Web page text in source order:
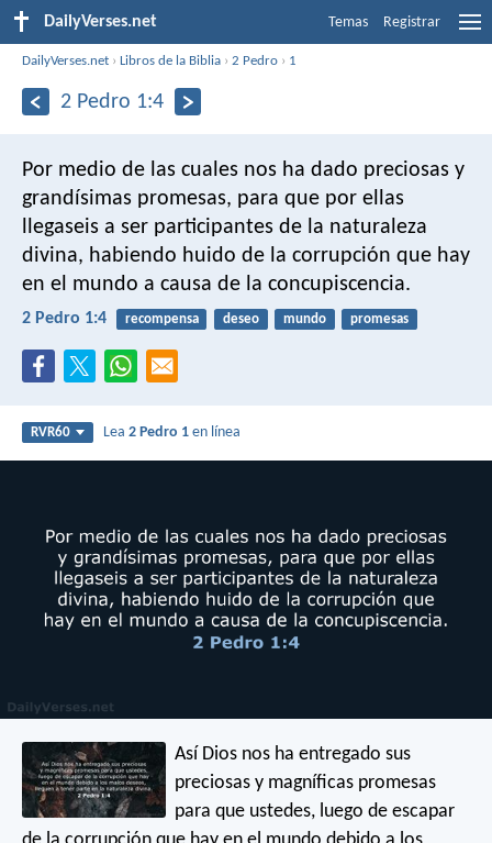
DailyVerses.net Temas Registrar
DailyVerses.net ›Libros de la Biblia ›2 Pedro › 1
2 Pedro 1:4
Por medio de las cuales nos ha dado preciosas y
grandísimas promesas, para que por ellas
llegaseis a ser participantes de la naturaleza
divina, habiendo huido de la corrupción que hay
en el mundo a causa de la concupiscencia.
2 Pedro 1:4 recompensa deseo mundo promesas
RVR60 Lea2 Pedro 1 en línea
Así Dios nos ha entregado sus
preciosas y magníficas promesas
para que ustedes, luego de escapar